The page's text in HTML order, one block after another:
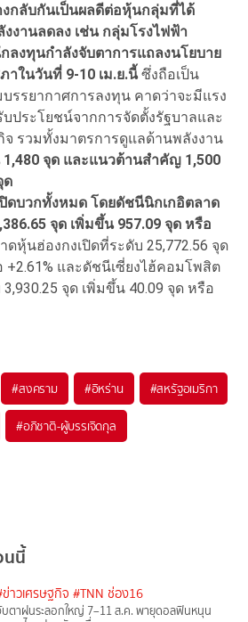
กลับกันเป็นผลดีต่อหุ้นกลุ่มที่ได้
งานลดลง เช่น กลุ่มโรงไฟฟ้า
ลงทุนกำลังจับตาการแถลงนโยบาย
าในวันที่ 9-10 เม.ย.นี้ซึ่งถือเป็น
รรยากาศการลงทุน คาดว่าจะมีแรง
ประโยชน์จากการจัดตั้งรัฐบาลและ
จ รวมทั้งมาตรการดูแลด้านพลังงาน
จุด และแนวต้านสำคัญ 1,500
ด
ดบวกทั้งหมด โดยดัชนีนิกเกอิตลาด
จุด เพิ่มขึ้น 957.09 จุด หรือ
ดหุ้นฮ่องกงเปิดที่ระดับ 25,772.56 จุด
+2.61% และดัชนีเซี่ยงไฮ้คอมโพสิต
จุด เพิ่มขึ้น 40.09 จุด หรือ
#สงคราม #อิหร่าน #สหรัฐอเมริกา
#อภิชาติ-ผู้บรรเจิดกุล
นนี้
าวเศรษฐกิจ #TNN ช่อง16
ตาฝนระลอกใหญ่ 7–11 ส.ค. พายุดอลฟินหนุน